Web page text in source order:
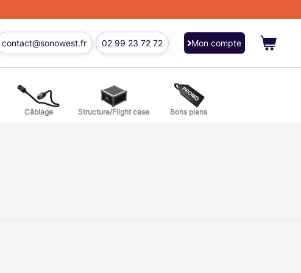
contact@sonowest.fr 02 99 23 72 72 Mon compte
Câblage Structure/Flight case Bons plans